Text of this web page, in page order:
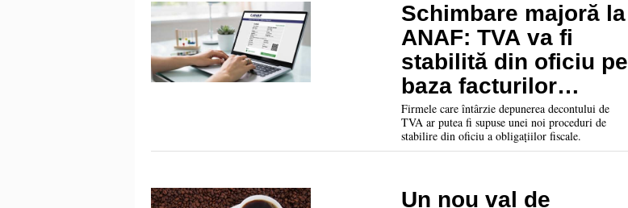
Schimbare majoră la
ANAF: TVA va fi
stabilită din oficiu pe
baza facturilor
electronice
Firmele care întârzie depunerea decontului de
TVA ar putea fi supuse unei noi proceduri de
stabilire din oficiu a obligațiilor fiscale.
Un nou val de